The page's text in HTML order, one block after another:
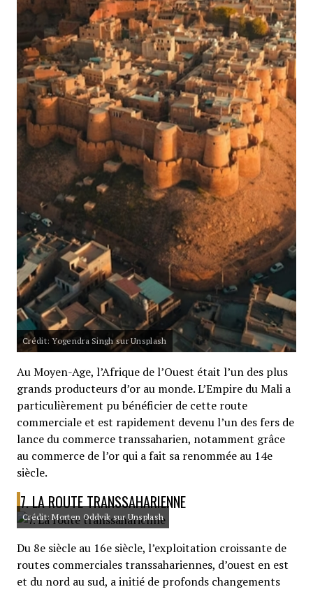
Crédit: Yogendra Singh sur Unsplash
Au Moyen-Age, l’Afrique de l’Ouest était l’un des plus
grands producteurs d’or au monde. L’Empire du Mali a
particulièrement pu bénéficier de cette route
commerciale et est rapidement devenu l’un des fers de
lance du commerce transsaharien, notamment grâce
au commerce de l’or qui a fait sa renommée au 14e
siècle.
7. LA ROUTE TRANSSAHARIENNE
Crédit: Morten Oddvik sur Unsplash
Du 8e siècle au 16e siècle, l’exploitation croissante de
routes commerciales transsahariennes, d’ouest en est
et du nord au sud, a initié de profonds changements